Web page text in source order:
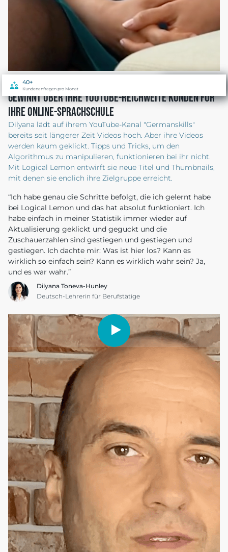
40+
Kundenanfragen pro Monat
Gewinnt über ihre YouTube-Reichweite Kunden für
ihre online-Sprachschule
Dilyana lädt auf ihrem YouTube-Kanal "Germanskills"
bereits seit längerer Zeit Videos hoch. Aber ihre Videos
werden kaum geklickt. Tipps und Tricks, um den
Algorithmus zu manipulieren, funktionieren bei ihr nicht.
Mit Logical Lemon entwirft sie neue Titel und Thumbnails,
mit denen sie endlich ihre Zielgruppe erreicht.
“Ich habe genau die Schritte befolgt, die ich gelernt habe
bei Logical Lemon und das hat absolut funktioniert. Ich
habe einfach in meiner Statistik immer wieder auf
Aktualisierung geklickt und geguckt und die
Zuschauerzahlen sind gestiegen und gestiegen und
gestiegen. Ich dachte mir: Was ist hier los? Kann es
wirklich so einfach sein? Kann es wirklich wahr sein? Ja,
und es war wahr.”
Dilyana Toneva-Hunley
Deutsch-Lehrerin für Berufstätige